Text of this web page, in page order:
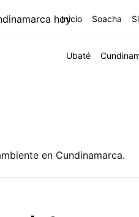
Inicio Soacha
Ubaté
en Cundinamarca.